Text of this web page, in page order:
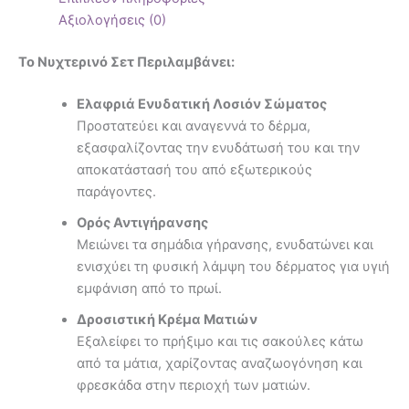
Αξιολογήσεις (0)
Το Νυχτερινό Σετ Περιλαμβάνει:
Ελαφριά Ενυδατική Λοσιόν Σώματος
Προστατεύει και αναγεννά το δέρμα,
εξασφαλίζοντας την ενυδάτωσή του και την
αποκατάστασή του από εξωτερικούς
παράγοντες.
Ορός Αντιγήρανσης
Μειώνει τα σημάδια γήρανσης, ενυδατώνει και
ενισχύει τη φυσική λάμψη του δέρματος για υγιή
εμφάνιση από το πρωί.
Δροσιστική Κρέμα Ματιών
Εξαλείφει το πρήξιμο και τις σακούλες κάτω
από τα μάτια, χαρίζοντας αναζωογόνηση και
φρεσκάδα στην περιοχή των ματιών.